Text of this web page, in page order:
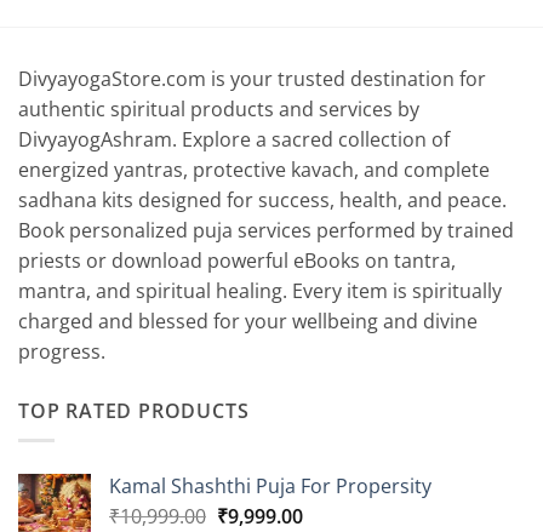
DivyayogaStore.com is your trusted destination for
authentic spiritual products and services by
DivyayogAshram. Explore a sacred collection of
energized yantras, protective kavach, and complete
sadhana kits designed for success, health, and peace.
Book personalized puja services performed by trained
priests or download powerful eBooks on tantra,
mantra, and spiritual healing. Every item is spiritually
charged and blessed for your wellbeing and divine
progress.
TOP RATED PRODUCTS
Kamal Shashthi Puja For Propersity
₹10,999.00 Original
₹9,999.00Current